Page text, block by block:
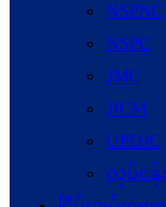
NSPNC
NSPC
JMC
JICM
UPDJC
လုပ်ငန်